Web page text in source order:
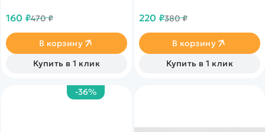
220 ₽380 ₽
В корзину
Купить в 1 клик
160 ₽470 ₽
В корзину
Купить в 1 клик
-36%